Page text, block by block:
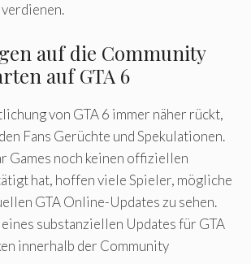
auf die Community
auf GTA 6
von GTA 6 immer näher rückt,
Fans Gerüchte und Spekulationen.
Games noch keinen offiziellen
hat, hoffen viele Spieler, mögliche
GTA Online-Updates zu sehen.
eines substanziellen Updates für GTA
innerhalb der Community